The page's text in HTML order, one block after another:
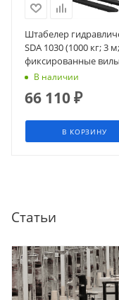
Штабелер
SDA 1030 (1000 кг; 3 м;
фиксированные
СМАРТЛИФТ
В наличии
66 110₽
В КОРЗИНУ
Статьи